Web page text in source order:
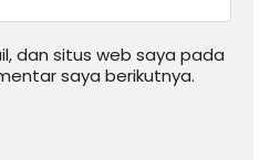
dan situs web saya pada
saya berikutnya.